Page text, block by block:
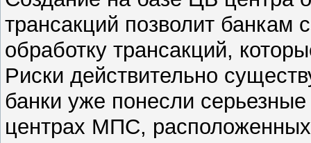
трансакций позволит
обработку трансакций,
Риски действительно
банки уже понесли
центрах МПС,